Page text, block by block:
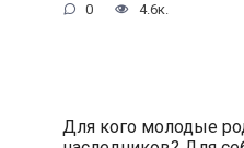
0 4.6к.
Для кого молодые